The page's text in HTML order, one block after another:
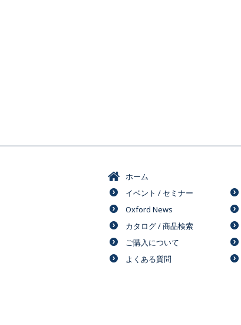
ホーム
イベント / セミナー
Oxford News
カタログ / 商品検索
ご購入について
よくある質問